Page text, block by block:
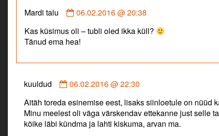
Mardi talu
Comment
Mardi
talu
on
06.02.2016 @ 20:38
Kas küsimus oli – tubli oled ikka küll?
Tänud ema hea!
kuuldud
Comment
kuuldud
published
on
06.02.2016 @ 22:30
Aitäh toreda esinemise eest, lisaks siinloetule on nüüd
Minu meelest oli väga värskendav ettekanne just selle
kõike läbi kündma ja lahti kiskuma, arvan ma.